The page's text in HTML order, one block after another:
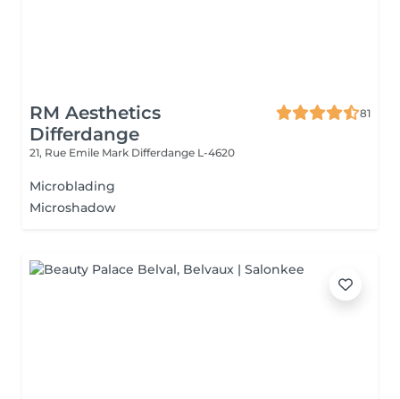
RM Aesthetics
Differdange
81
21, Rue Emile Mark Differdange L-4620
Microblading
Microshadow